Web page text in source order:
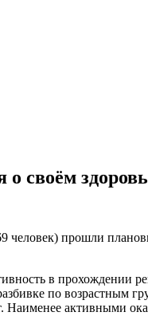
своём
человек) прошли
в
по возрастным
активными